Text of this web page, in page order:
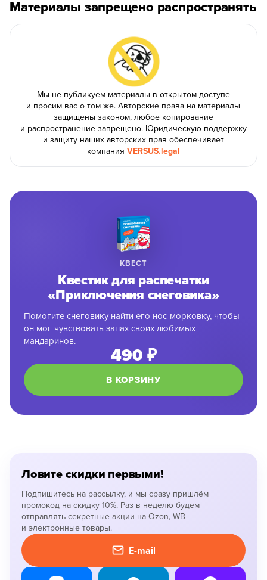
Материалы запрещено распространять
Мы не публикуем материалы в открытом доступе
и просим вас о том же. Авторские права на материалы
защищены законом, любое копирование
и распространение запрещено. Юридическую поддержку
и защиту наших авторских прав обеспечивает
компания VERSUS.legal
КВЕСТ
Квестик для распечатки
«Приключения снеговика»
Помогите снеговику найти его нос-морковку, чтобы
он мог чувствовать запах своих любимых
мандаринов.
490 ₽
В КОРЗИНУ
Ловите скидки первыми!
Подпишитесь на рассылку, и мы сразу пришлём
промокод на скидку 10%. Раз в неделю будем
отправлять секретные акции на Ozon, WB
и электронные товары.
E-mail
info@bandaumnikov.ru
«Банда умников» — студия образовательных технологий
2012 — 2026
Подписаться на рассылки